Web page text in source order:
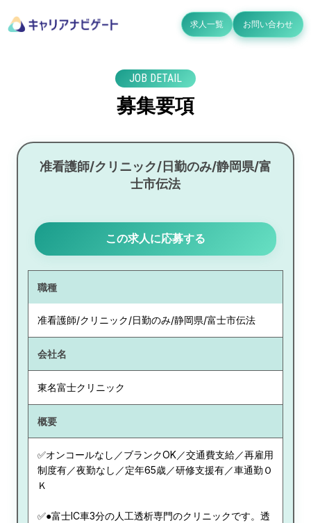
求人一覧 お問い合わせ
JOB DETAIL
募集要項
准看護師/クリニック/日勤のみ/静岡県/富
士市伝法
この求人に応募する
職種
准看護師/クリニック/日勤のみ/静岡県/富士市伝法
会社名
東名富士クリニック
概要
✅オンコールなし／ブランクOK／交通費支給／再雇用
制度有／夜勤なし／定年65歳／研修支援有／車通勤Ｏ
Ｋ
✅●富士IC車3分の人工透析専門のクリニックです。透